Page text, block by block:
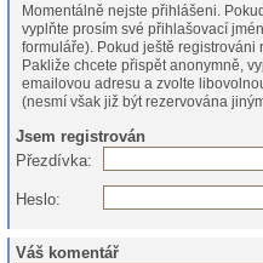
Momentálně nejste přihlášeni.
vyplňte prosím své přihlašovací
formuláře). Pokud ještě
Pakliže chcete přispět anonymně,
emailovou adresu a zvolte
(nesmí však již být rezervována
Jsem registrován
Přezdívka:
Heslo:
Váš komentář